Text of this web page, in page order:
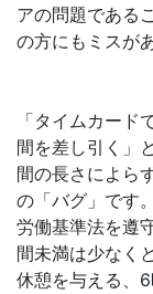
アの問題である
の方にもミスが
「タイムカード
間を差し引く」
間の長さによら
の「バグ」です
労働基準法を遵
間未満は少なく
休憩を与える、